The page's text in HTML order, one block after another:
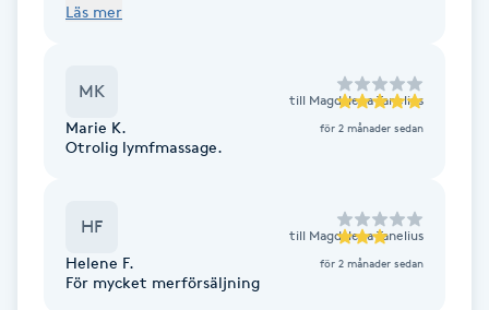
Bottenfärg
Brynformning
Brynfärgning
Bröllopsuppsättning
Läs mer
MK till Magdalena Tanelius
Marie K. för 2 månader sedan
Otrolig lymfmassage.
HF till Magdalena Tanelius
Helene F. för 2 månader sedan
För mycket merförsäljning